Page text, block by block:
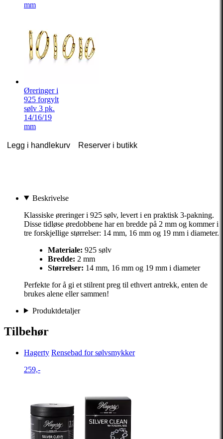
mm
Øreringer i
925 forgylt
sølv 3 pk.
14/16/19
mm
Legg i handlekurv Reserver i butikk
Beskrivelse
Klassiske øreringer i 925 sølv, levert i en praktisk 3-pakning.
Disse tidløse øredobbene har en bredde på 2 mm og kommer i
tre forskjellige størrelser: 14 mm, 16 mm og 19 mm i diameter.
Materiale: 925 sølv
Bredde: 2 mm
Størrelser: 14 mm, 16 mm og 19 mm i diameter
Perfekte for å gi et stilrent preg til ethvert antrekk, enten de
brukes alene eller sammen!
Produktdetaljer
Tilbehør
Hagerty Rensebad for sølvsmykker
259,-